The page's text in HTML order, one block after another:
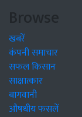
Browse
खबरें
कंपनी समाचार
सफल किसान
साक्षात्कार
बागवानी
औषधीय फसलें